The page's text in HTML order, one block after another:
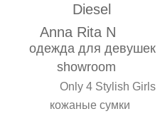
Diesel
Anna Rita N
одежда для девушек
showroom
Only 4 Stylish Girls
кожаные сумки